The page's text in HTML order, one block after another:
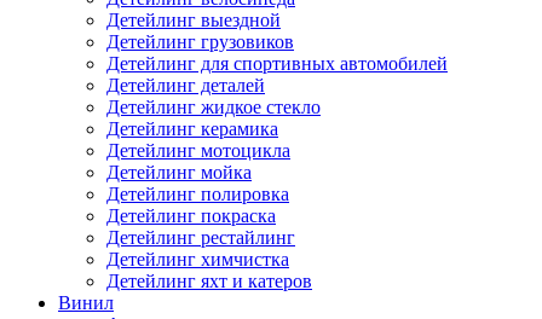
Детейлинг выездной
Детейлинг грузовиков
Детейлинг для спортивных автомобилей
Детейлинг деталей
Детейлинг жидкое стекло
Детейлинг керамика
Детейлинг мотоцикла
Детейлинг мойка
Детейлинг полировка
Детейлинг покраска
Детейлинг рестайлинг
Детейлинг химчистка
Детейлинг яхт и катеров
Винил